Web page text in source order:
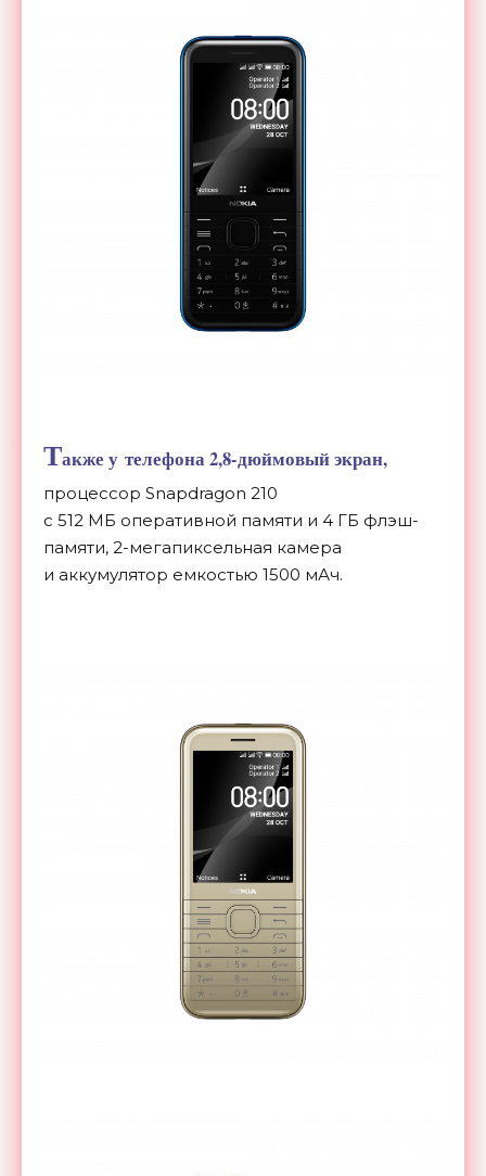
Также у телефона 2,8-дюймовыйэкран,
процессор Snapdragon 210
с 512 МБ оперативной памяти и 4 ГБ флэш-
памяти, 2-мегапиксельная камера
и аккумулятор емкостью 1500 мАч.